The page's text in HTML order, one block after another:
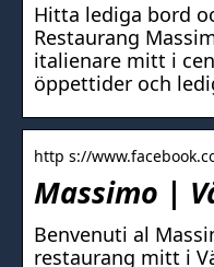
Hitta lediga bord
Restaurang
italienare mitt i
öppettider och
http s://
Massimo |
Benvenuti al
restaurang mitt i